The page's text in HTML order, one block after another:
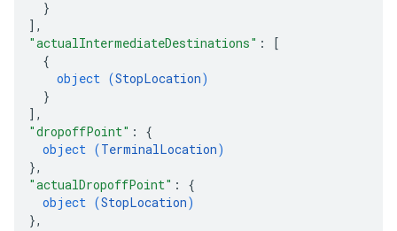
}
] ,
"actualIntermediateDestinations" :
[
{
object (StopLocation)
}
] ,
"dropoffPoint" : {
object (TerminalLocation)
},
"actualDropoffPoint" : {
object (StopLocation)
},